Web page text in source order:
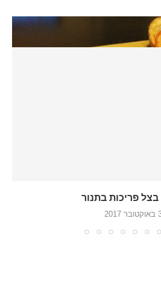
פריכות בתנור